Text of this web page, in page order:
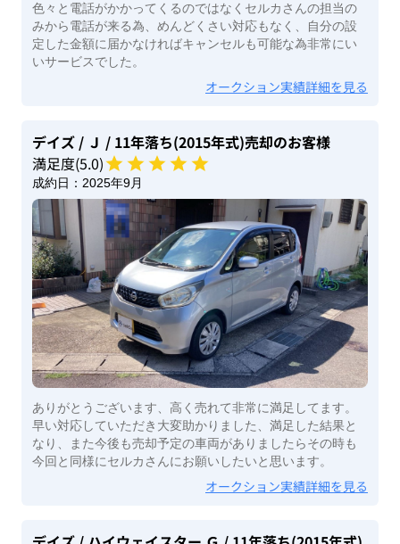
色々と電話がかかってくるのではなくセルカさんの担当の
みから電話が来る為、めんどくさい対応もなく、自分の設
定した金額に届かなければキャンセルも可能な為非常にい
いサービスでした。
オークション実績詳細を見る
デイズ / Ｊ / 11年落ち(2015年式)売却のお客様
満足度(5.0)
成約日： 2025年9月
ありがとうございます、高く売れて非常に満足してます。
早い対応していただき大変助かりました、満足した結果と
なり、また今後も売却予定の車両がありましたらその時も
今回と同様にセルカさんにお願いしたいと思います。
オークション実績詳細を見る